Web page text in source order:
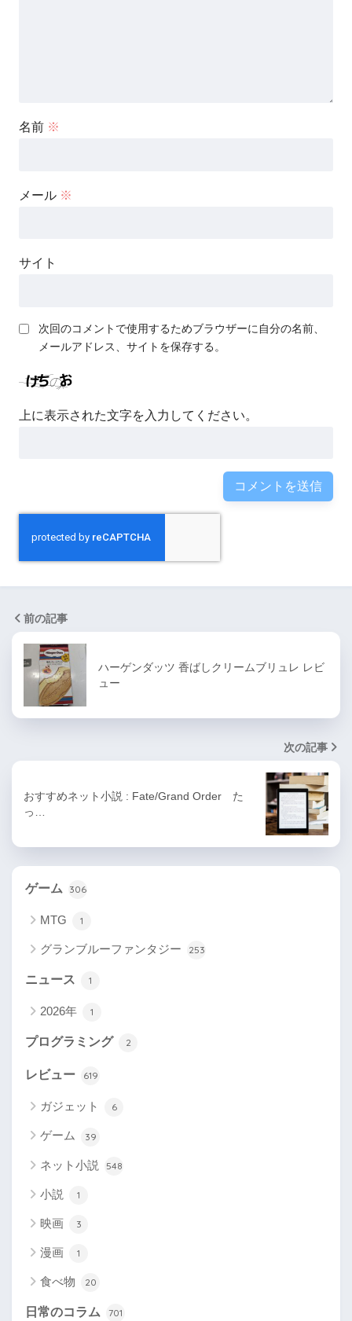
名前 ※
メール ※
サイト
次回のコメントで使用するためブラウザーに自分の名前、
メールアドレス、サイトを保存する。
上に表示された文字を入力してください。
前の記事
ハーゲンダッツ 香ばしクリームブリュレ レビ
ュー
次の記事
おすすめネット小説 : Fate/Grand Order た
っ…
ゲーム 306
MTG 1
グランブルーファンタジー 253
ニュース 1
2026年 1
プログラミング 2
レビュー 619
ガジェット 6
ゲーム 39
ネット小説 548
小説 1
映画 3
漫画 1
食べ物 20
日常のコラム 701